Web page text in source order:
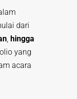
dari
, hingga
yang
acara